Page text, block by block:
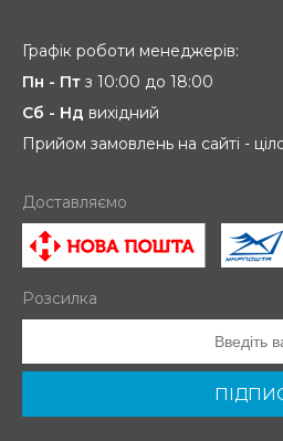
Графік роботи менеджерів:
Пн - Пт з 10:00 до 18:00
Сб - Нд вихідний
Прийом замовлень на сайті -
Доставляємо
Розсилка